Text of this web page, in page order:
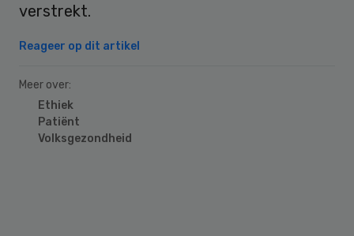
verstrekt.
Reageer op dit artikel
Meer over:
Ethiek
Patiënt
Volksgezondheid